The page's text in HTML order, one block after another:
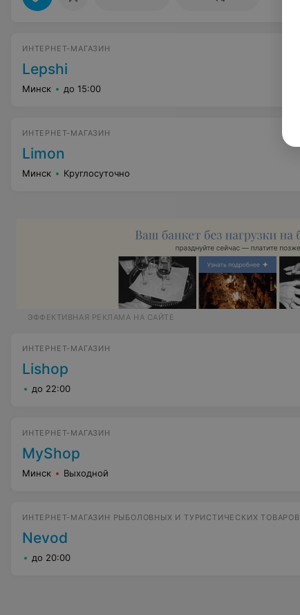
ИНТЕРНЕТ-МАГАЗИН
Lepshi
Минск до 15:00
ИНТЕРНЕТ-МАГАЗИН
Limon
Минск Круглосуточно
ЭФФЕКТИВНАЯ РЕКЛАМА НА САЙТЕ
ИНТЕРНЕТ-МАГАЗИН
Lishop
до 22:00
ИНТЕРНЕТ-МАГАЗИН
MyShop
Минск Выходной
ИНТЕРНЕТ-МАГАЗИН РЫБОЛОВНЫХ И ТУРИСТИЧЕСКИХ ТОВАРОВ
Nevod
до 20:00